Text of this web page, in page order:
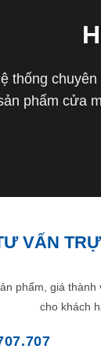
thống
phẩm cửa
VẤN
phẩm, giá
cho khách